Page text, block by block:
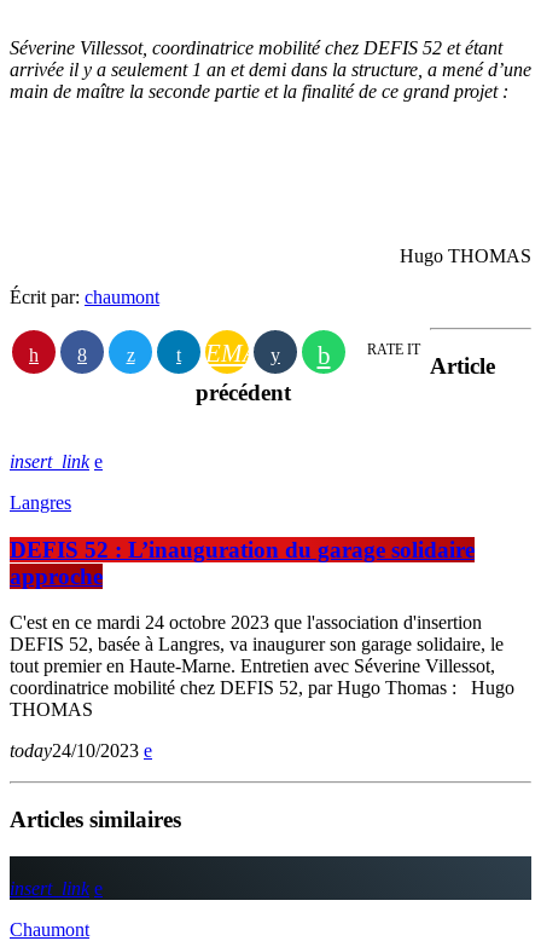
Séverine Villessot, coordinatrice mobilité chez DEFIS 52 et étant
arrivée il y a seulement 1 an et demi dans la structure, a mené d’une
main de maître la seconde partie et la finalité de ce grand projet :
Hugo THOMAS
Écrit par: chaumont
EMAIL RATE IT
Article
précédent
insert_link
Langres
DEFIS 52 : L’inauguration du garage solidaire
approche
C'est en ce mardi 24 octobre 2023 que l'association d'insertion
DEFIS 52, basée à Langres, va inaugurer son garage solidaire, le
tout premier en Haute-Marne. Entretien avec Séverine Villessot,
coordinatrice mobilité chez DEFIS 52, par Hugo Thomas : Hugo
THOMAS
today24/10/2023
Articles similaires
insert_link
Chaumont